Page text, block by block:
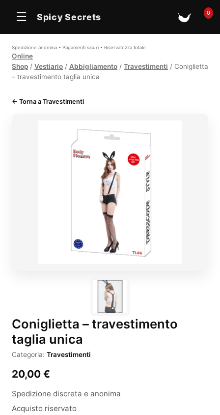
☰ Spicy Secrets 🛒0
Spedizione anonima • Pagamenti sicuri • Riservatezza totale
Online
Shop / Vestiario / Abbigliamento / Travestimenti / Coniglietta
– travestimento taglia unica
← Torna a Travestimenti
Coniglietta – travestimento
taglia unica
Categoria: Travestimenti
20,00 €
Spedizione discreta e anonima
Acquisto riservato